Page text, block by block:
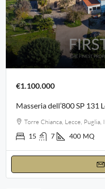
€1.100.000
Masseria dell’800 SP 131
Torre Chianca, Lecce, Puglia,
15 7 400 MQ